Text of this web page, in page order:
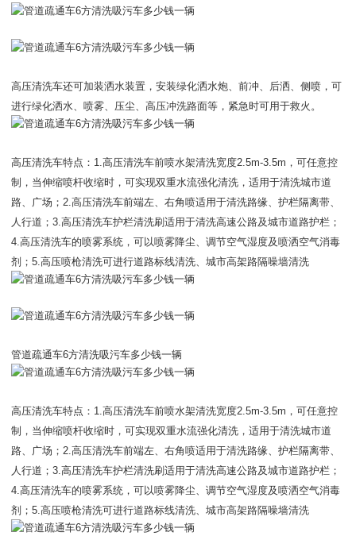
高压清洗车还可加装洒水装置，安装绿化洒水炮、前冲、后洒、侧喷，可
进行绿化洒水、喷雾、压尘、高压冲洗路面等，紧急时可用于救火。
高压清洗车特点：1.高压清洗车前喷水架清洗宽度2.5m-3.5m，可任意控
制，当伸缩喷杆收缩时，可实现双重水流强化清洗，适用于清洗城市道
路、广场；2.高压清洗车前端左、右角喷适用于清洗路缘、护栏隔离带、
人行道；3.高压清洗车护栏清洗刷适用于清洗高速公路及城市道路护栏；
4.高压清洗车的喷雾系统，可以喷雾降尘、调节空气湿度及喷洒空气消毒
剂；5.高压喷枪清洗可进行道路标线清洗、城市高架路隔噪墙清洗
管道疏通车6方清洗吸污车多少钱一辆
高压清洗车特点：1.高压清洗车前喷水架清洗宽度2.5m-3.5m，可任意控
制，当伸缩喷杆收缩时，可实现双重水流强化清洗，适用于清洗城市道
路、广场；2.高压清洗车前端左、右角喷适用于清洗路缘、护栏隔离带、
人行道；3.高压清洗车护栏清洗刷适用于清洗高速公路及城市道路护栏；
4.高压清洗车的喷雾系统，可以喷雾降尘、调节空气湿度及喷洒空气消毒
剂；5.高压喷枪清洗可进行道路标线清洗、城市高架路隔噪墙清洗